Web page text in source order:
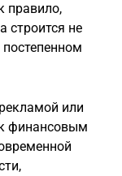
правило,
строится не
или
финансовым